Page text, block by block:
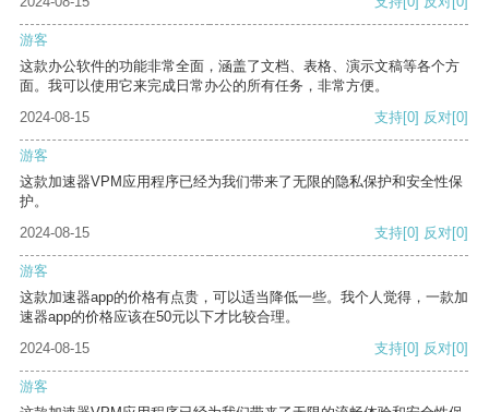
游客
这款办公软件的功能非常全面，涵盖了文档、表格、演示文稿等各个方
面。我可以使用它来完成日常办公的所有任务，非常方便。
2024-08-15
支持[0] 反对[0]
游客
这款加速器VPM应用程序已经为我们带来了无限的隐私保护和安全性保
护。
2024-08-15
支持[0] 反对[0]
游客
这款加速器app的价格有点贵，可以适当降低一些。我个人觉得，一款加
速器app的价格应该在50元以下才比较合理。
2024-08-15
支持[0] 反对[0]
游客